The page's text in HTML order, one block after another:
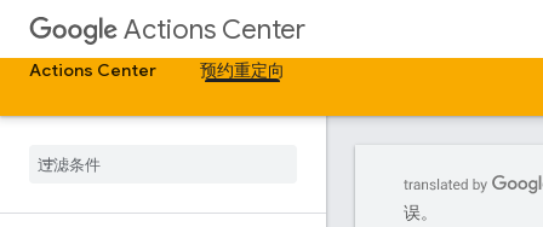
Actions Center
Actions Center 预约重定向
误。